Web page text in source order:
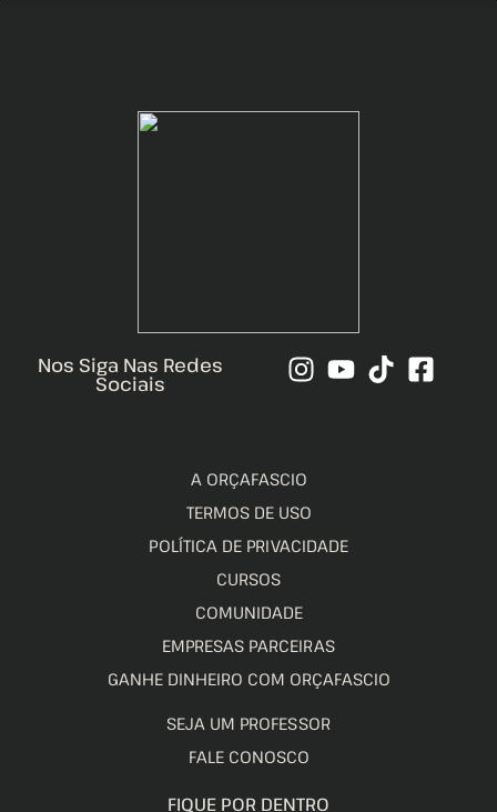
Nos Siga Nas Redes
Sociais
A ORÇAFASCIO
TERMOS DE USO
POLÍTICA DE PRIVACIDADE
CURSOS
COMUNIDADE
EMPRESAS PARCEIRAS
GANHE DINHEIRO COM ORÇAFASCIO
SEJA UM PROFESSOR
FALE CONOSCO
FIQUE POR DENTRO